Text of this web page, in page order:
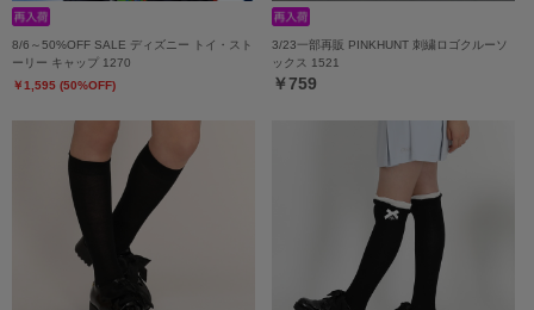
8/6～50%OFF SALE ディズニー トイ・スト
ーリー キャップ 1270
￥1,595 (50%OFF)
3/23一部再販 PINKHUNT 刺繍ロゴクルーソ
ックス 1521
￥759